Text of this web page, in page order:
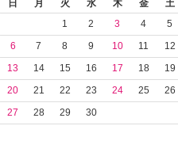
日
月 火 水 木 金
土
1
2 3 4
5
6
7 8 9 10 11
12
13
14 15 16 17 18
19
20
21 22 23 24 25
26
27
28 29 30